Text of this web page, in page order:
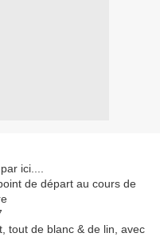
ici....
de départ au cours de
tout de blanc & de lin, avec